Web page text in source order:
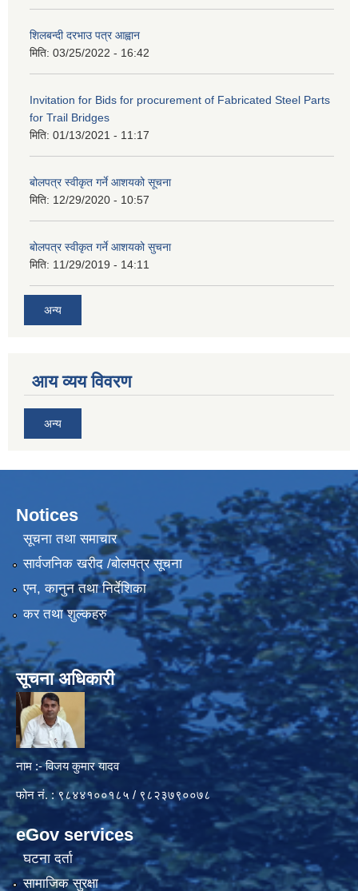
शिलबन्दी दरभाउ पत्र आह्वान
मिति: 03/25/2022 - 16:42
Invitation for Bids for procurement of Fabricated Steel Parts
for Trail Bridges
मिति: 01/13/2021 - 11:17
बोलपत्र स्वीकृत गर्ने आशयको सूचना
मिति: 12/29/2020 - 10:57
बोलपत्र स्वीकृत गर्ने आशयको सुचना
मिति: 11/29/2019 - 14:11
अन्य
आय व्यय विवरण
अन्य
Notices
सूचना तथा समाचार
सार्वजनिक खरीद /बोलपत्र सूचना
एन, कानुन तथा निर्देशिका
कर तथा शुल्कहरु
सूचना अधिकारी
नाम :- विजय कुमार यादव
फोन नं. : ९८४४१००१८५ / ९८२३७९००७८
eGov services
घटना दर्ता
सामाजिक सुरक्षा